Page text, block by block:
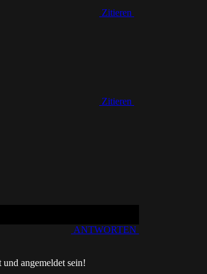
Zitieren
Zitieren
ANTWORTEN
angemeldet sein!